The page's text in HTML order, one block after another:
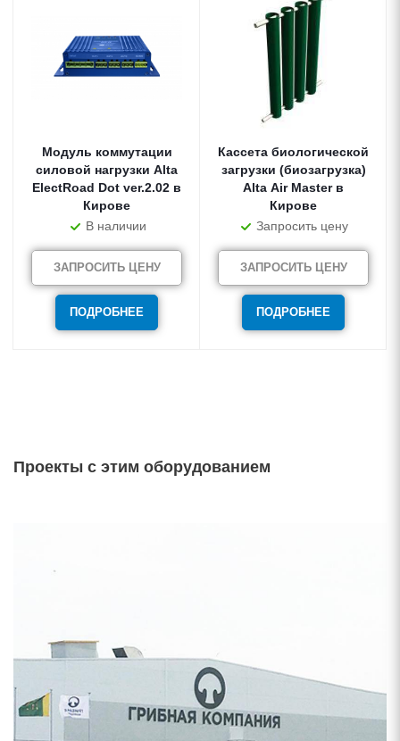
Модуль коммутации
силовой нагрузки Alta
ElectRoad Dot ver.2.02 в
Кирове
В наличии
ЗАПРОСИТЬ ЦЕНУ
ПОДРОБНЕЕ
Кассета биологической
загрузки (биозагрузка)
Alta Air Master в
Кирове
Запросить цену
ЗАПРОСИТЬ ЦЕНУ
ПОДРОБНЕЕ
Проекты с этим оборудованием